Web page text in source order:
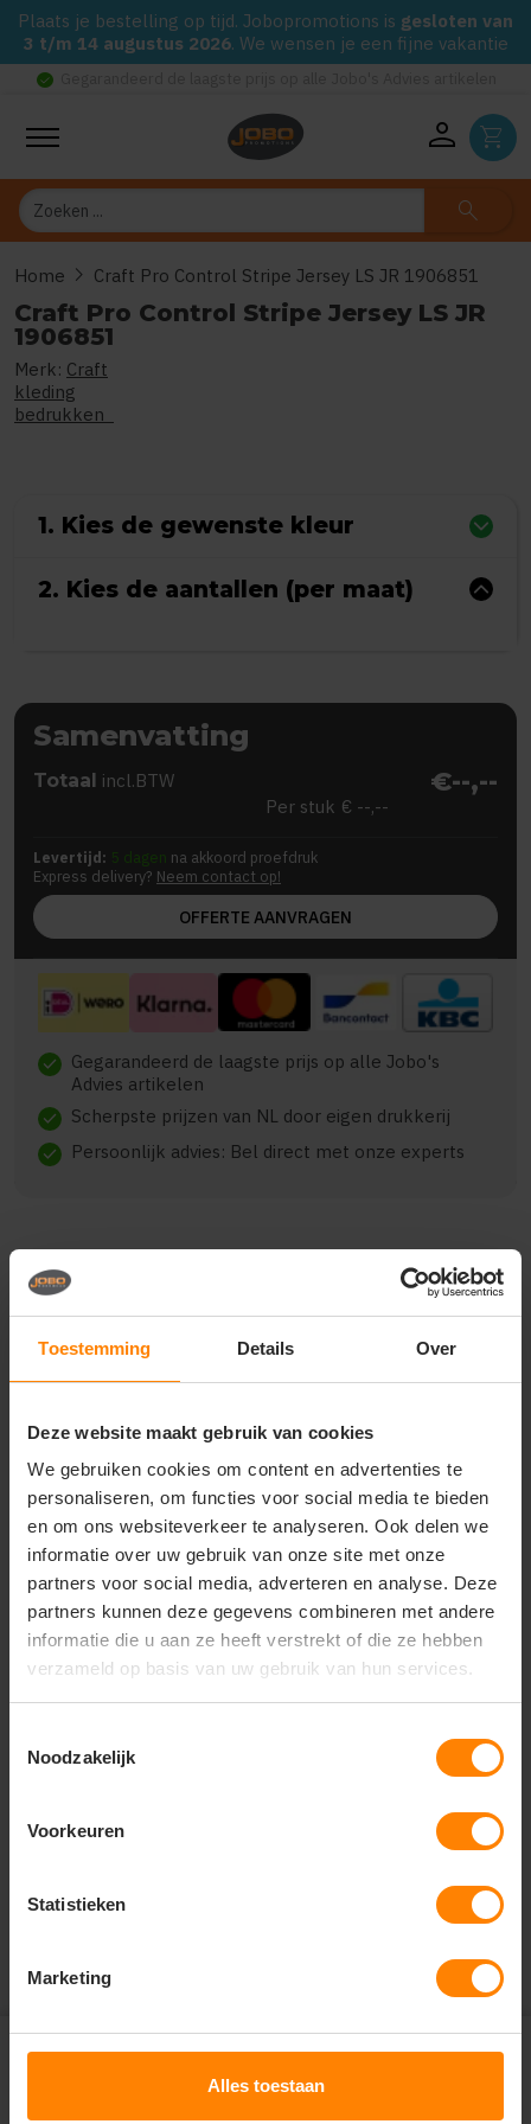
Toestemming Details Over
Deze website maakt gebruik van cookies
We gebruiken cookies om content en advertenties te
personaliseren, om functies voor social media te bieden
en om ons websiteverkeer te analyseren. Ook delen we
informatie over uw gebruik van onze site met onze
partners voor social media, adverteren en analyse. Deze
partners kunnen deze gegevens combineren met andere
informatie die u aan ze heeft verstrekt of die ze hebben
verzameld op basis van uw gebruik van hun services.
Noodzakelijk
Voorkeuren
Statistieken
Marketing
Alles toestaan
Plaats je bestelling op tijd. Jobopromotions is gesloten van
3 t/m 14 augustus 2026. We wensen je een fijne vakantie
check_circle
person shopping_cart
Zoeken search
Home chevron_right Craft Pro Control Stripe Jersey LS JR 1906851
Craft Pro Control Stripe Jersey LS JR
1906851
Merk: Craft
kleding
bedrukken
1. Kies de gewenste kleur
2. Kies de aantallen (per maat)
Samenvatting
Totaal incl.BTW €--,--
Per stuk € --,--
Levertijd: 5 dagen na akkoord proefdruk
Express delivery? Neem contact op!
OFFERTE AANVRAGEN
check Gegarandeerd de laagste prijs op alle Jobo's
Advies artikelen
check Scherpste prijzen van NL door eigen drukkerij
check Persoonlijk advies: Bel direct met onze experts
Intensify your game with this striped and stylish long-
Made of soft and highly functional fabric for optimal
comfort and performance.
Ergonomic design and great stretch ensure excellent
freedom of movement.
100% polyester.
Vragen? Neem contact
klantenservice
store Bezoek onze showroom:
Abonneer je op onze
nieuwsbrief en ontvang € 5,-
Altijd op de hoogte van nieuwe items